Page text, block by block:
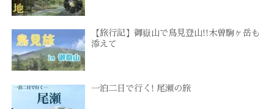
【旅行記】御嶽山で鳥見登山!!木曽駒ヶ岳も
添えて
一泊二日で行く! 尾瀬の旅